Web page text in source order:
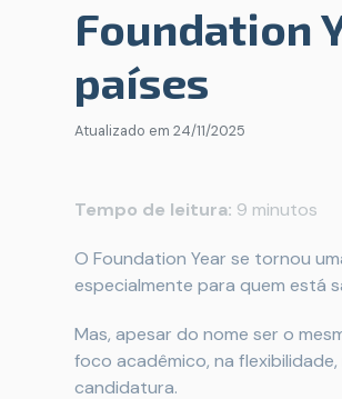
Foundation
países
Atualizado em 24/11/2025
Tempo de leitura: 9 minutos
O Foundation Year se tornou
especialmente para quem está
Mas, apesar do nome ser o
foco acadêmico, na
candidatura.